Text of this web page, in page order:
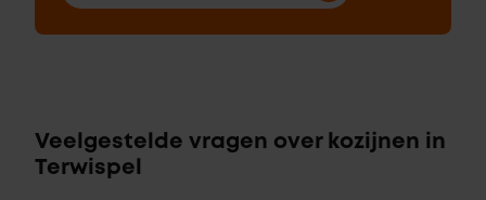
Veelgestelde vragen over kozijnen in
Terwispel